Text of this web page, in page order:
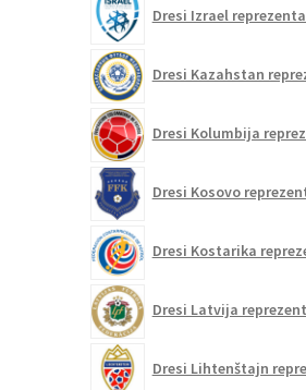
Dresi Izrael
Dresi Kazahstan
Dresi Kolumbija
Dresi Kosovo
Dresi Kostarika
Dresi Latvija
Dresi Lihtenštajn